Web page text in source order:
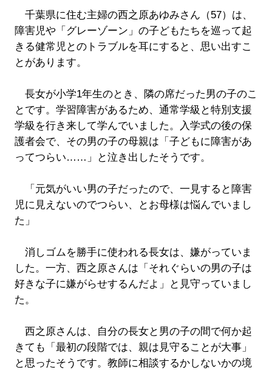
千葉県に住む主婦の西之原あゆみさん（57）は、
障害児や「グレーゾーン」の子どもたちを巡って起
きる健常児とのトラブルを耳にすると、思い出すこ
とがあります。
長女が小学1年生のとき、隣の席だった男の子のこ
とです。学習障害があるため、通常学級と特別支援
学級を行き来して学んでいました。入学式の後の保
護者会で、その男の子の母親は「子どもに障害があ
ってつらい……」と泣き出したそうです。
「元気がいい男の子だったので、一見すると障害
児に見えないのでつらい、とお母様は悩んでいまし
た」
消しゴムを勝手に使われる長女は、嫌がっていま
した。一方、西之原さんは「それぐらいの男の子は
好きな子に嫌がらせするんだよ」と見守っていまし
た。
西之原さんは、自分の長女と男の子の間で何か起
きても「最初の段階では、親は見守ることが大事」
と思ったそうです。教師に相談するかしないかの境